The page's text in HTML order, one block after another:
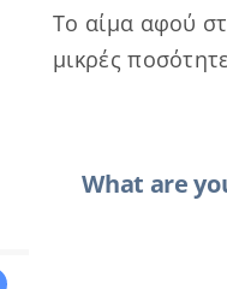
Το αίμα αφού
μικρές
What are